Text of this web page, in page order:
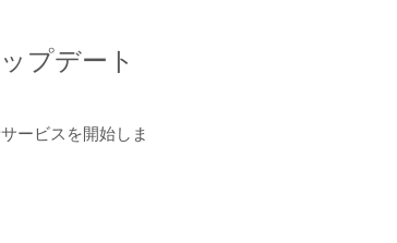
プデート
ービスを開始しま